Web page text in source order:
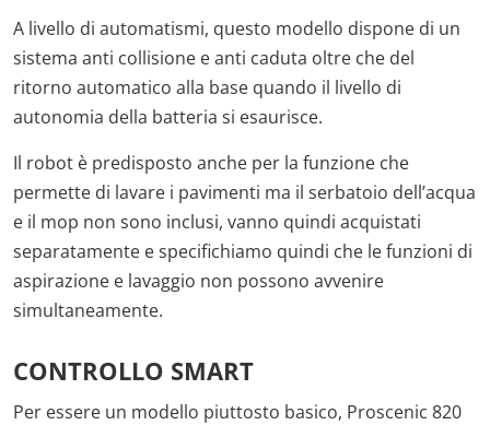
A livello di automatismi, questo modello dispone di un
sistema anti collisione e anti caduta oltre che del
ritorno automatico alla base quando il livello di
autonomia della batteria si esaurisce.
Il robot è predisposto anche per la funzione che
permette di lavare i pavimenti ma il serbatoio dell’acqua
e il mop non sono inclusi, vanno quindi acquistati
separatamente e specifichiamo quindi che le funzioni di
aspirazione e lavaggio non possono avvenire
simultaneamente.
CONTROLLO SMART
Per essere un modello piuttosto basico, Proscenic 820